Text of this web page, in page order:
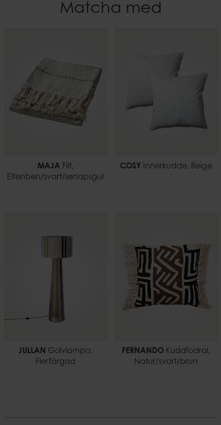
Matcha med
MAJA Filt,
Elfenben/svart/senapsgul
COSY Innerkudde, Beige
JULLAN Golvlampa,
Flerfärgad
FERNANDOKuddfodral,
Natur/svart/brun